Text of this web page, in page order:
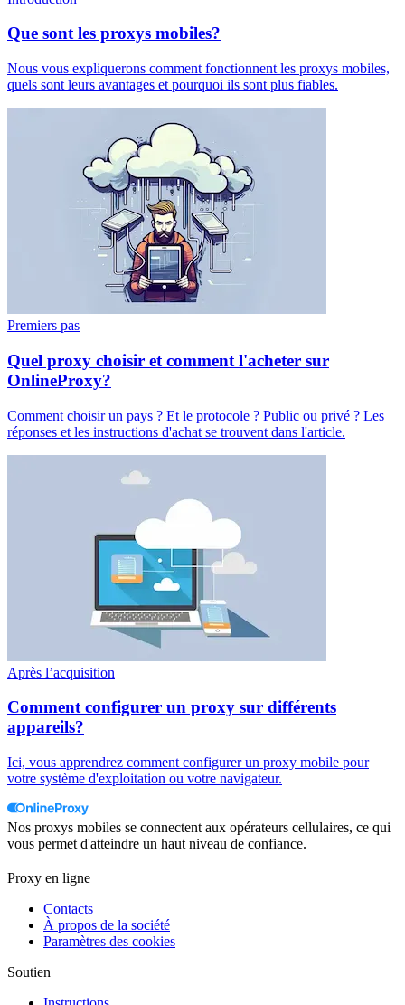
Que sont les proxys mobiles?
Nous vous expliquerons comment fonctionnent les proxys mobiles,
quels sont leurs avantages et pourquoi ils sont plus fiables.
Premiers pas
Quel proxy choisir et comment l'acheter sur
OnlineProxy?
Comment choisir un pays ? Et le protocole ? Public ou privé ? Les
réponses et les instructions d'achat se trouvent dans l'article.
Après l’acquisition
Comment configurer un proxy sur différents
appareils?
Ici, vous apprendrez comment configurer un proxy mobile pour
votre système d'exploitation ou votre navigateur.
Nos proxys mobiles se connectent aux opérateurs cellulaires, ce qui
vous permet d'atteindre un haut niveau de confiance.
Proxy en ligne
Contacts
À propos de la société
Paramètres des cookies
Soutien